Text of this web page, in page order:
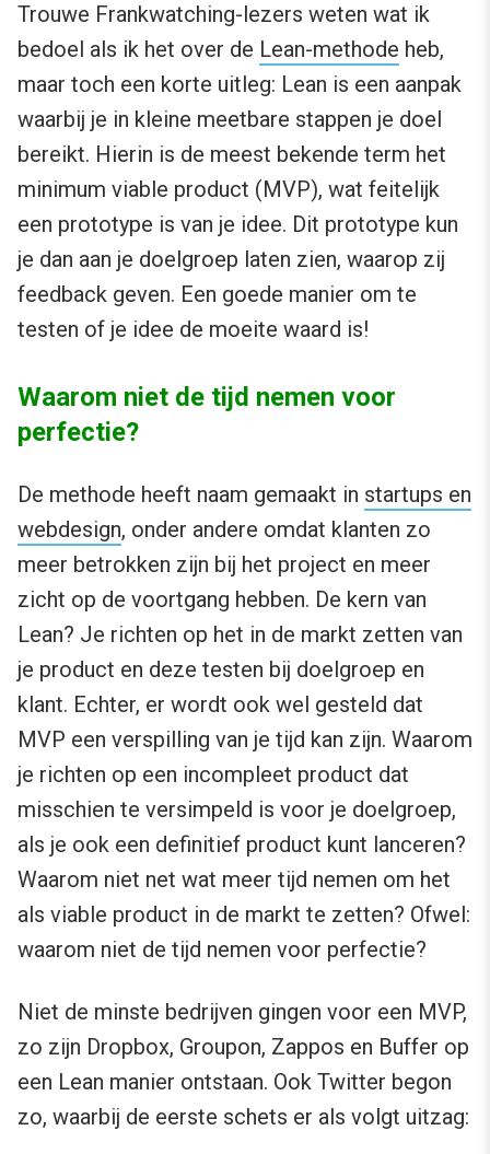
Trouwe Frankwatching-lezers weten wat ik
bedoel als ik het over de Lean-methode heb,
maar toch een korte uitleg: Lean is een aanpak
waarbij je in kleine meetbare stappen je doel
bereikt. Hierin is de meest bekende term het
minimum viable product (MVP), wat feitelijk
een prototype is van je idee. Dit prototype kun
je dan aan je doelgroep laten zien, waarop zij
feedback geven. Een goede manier om te
testen of je idee de moeite waard is!
Waarom niet de tijd nemen voor
perfectie?
De methode heeft naam gemaakt in startups en
webdesign, onder andere omdat klanten zo
meer betrokken zijn bij het project en meer
zicht op de voortgang hebben. De kern van
Lean? Je richten op het in de markt zetten van
je product en deze testen bij doelgroep en
klant. Echter, er wordt ook wel gesteld dat
MVP een verspilling van je tijd kan zijn. Waarom
je richten op een incompleet product dat
misschien te versimpeld is voor je doelgroep,
als je ook een definitief product kunt lanceren?
Waarom niet net wat meer tijd nemen om het
als viable product in de markt te zetten? Ofwel:
waarom niet de tijd nemen voor perfectie?
Niet de minste bedrijven gingen voor een MVP,
zo zijn Dropbox, Groupon, Zappos en Buffer op
een Lean manier ontstaan. Ook Twitter begon
zo, waarbij de eerste schets er als volgt uitzag: